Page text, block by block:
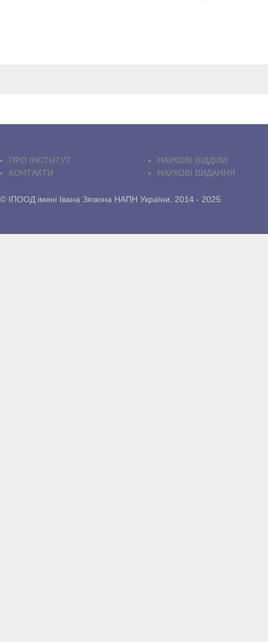
ПРО IНСТИТУТ
КОНТАКТИ
НАУКОВІ ВІДДІЛИ
НАУКОВІ ВИДАННЯ
© ІПООД імені Івана Зязюна НАПН України, 2014 - 2025